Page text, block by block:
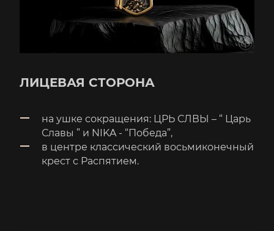
ЛИЦЕВАЯ СТОРОНА
на ушке сокращения: ЦРЬ СЛВЫ – “ Царь
Славы ” и NIKA - “Победа”,
в центре классический восьмиконечный
крест с Распятием.